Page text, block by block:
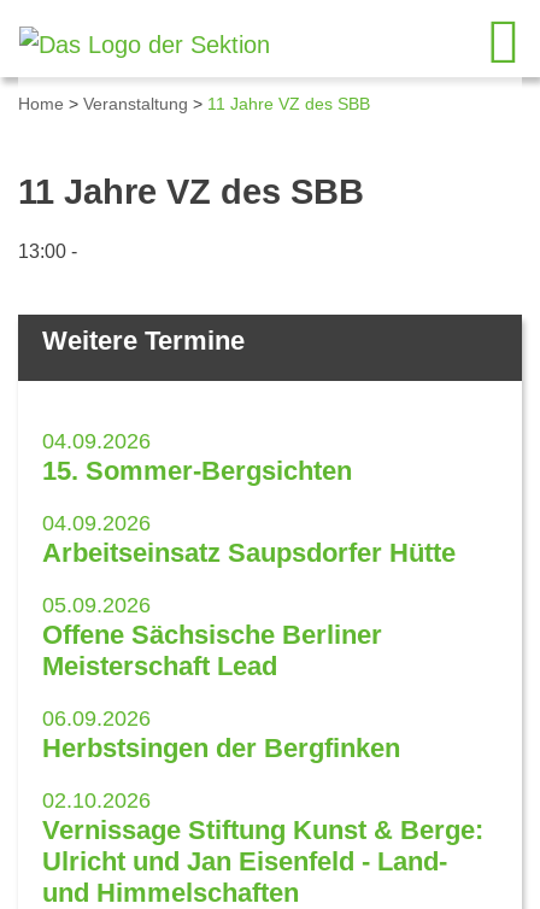
Home > Veranstaltung > 11 Jahre VZ des SBB
11 Jahre VZ des SBB
13:00 -
Weitere Termine
04.09.2026
15. Sommer-Bergsichten
04.09.2026
Arbeitseinsatz Saupsdorfer Hütte
05.09.2026
Offene Sächsische Berliner
Meisterschaft Lead
06.09.2026
Herbstsingen der Bergfinken
02.10.2026
Vernissage Stiftung Kunst & Berge:
Ulricht und Jan Eisenfeld - Land-
und Himmelschaften